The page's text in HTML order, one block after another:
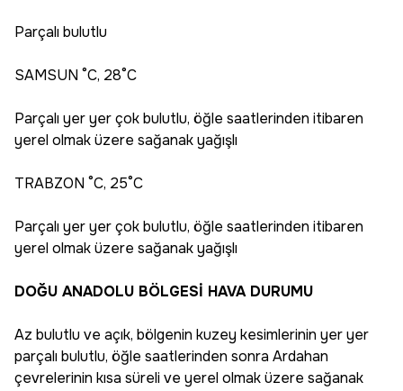
Parçalı bulutlu
SAMSUN °C, 28°C
Parçalı yer yer çok bulutlu, öğle saatlerinden itibaren
yerel olmak üzere sağanak yağışlı
TRABZON °C, 25°C
Parçalı yer yer çok bulutlu, öğle saatlerinden itibaren
yerel olmak üzere sağanak yağışlı
DOĞU ANADOLU BÖLGESİ HAVA DURUMU
Az bulutlu ve açık, bölgenin kuzey kesimlerinin yer yer
parçalı bulutlu, öğle saatlerinden sonra Ardahan
çevrelerinin kısa süreli ve yerel olmak üzere sağanak